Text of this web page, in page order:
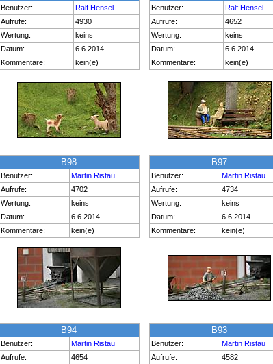
Benutzer:
Ralf Hensel
Aufrufe:
4930
Wertung:
keins
Datum:
6.6.2014
Kommentare:
kein(e)
Benutzer:
Ralf Hensel
Aufrufe:
4652
Wertung:
keins
Datum:
6.6.2014
Kommentare:
kein(e)
B98
Benutzer:
Martin Ristau
Aufrufe:
4702
Wertung:
keins
Datum:
6.6.2014
Kommentare:
kein(e)
B97
Benutzer:
Martin Ristau
Aufrufe:
4734
Wertung:
keins
Datum:
6.6.2014
Kommentare:
kein(e)
B94
Benutzer:
Martin Ristau
Aufrufe:
4654
B93
Benutzer:
Martin Ristau
Aufrufe:
4582